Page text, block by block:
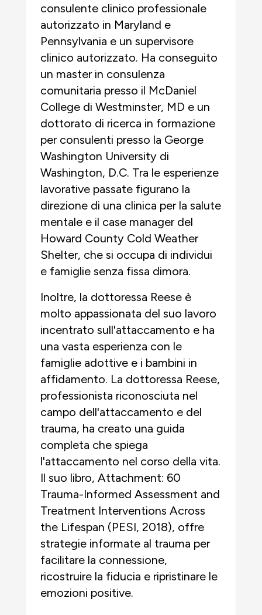
consulente clinico professionale
autorizzato in Maryland e
Pennsylvania e un supervisore
clinico autorizzato. Ha conseguito
un master in consulenza
comunitaria presso il McDaniel
College di Westminster, MD e un
dottorato di ricerca in formazione
per consulenti presso la George
Washington University di
Washington, D.C. Tra le esperienze
lavorative passate figurano la
direzione di una clinica per la salute
mentale e il case manager del
Howard County Cold Weather
Shelter, che si occupa di individui
e famiglie senza fissa dimora.
Inoltre, la dottoressa Reese è
molto appassionata del suo lavoro
incentrato sull'attaccamento e ha
una vasta esperienza con le
famiglie adottive e i bambini in
affidamento. La dottoressa Reese,
professionista riconosciuta nel
campo dell'attaccamento e del
trauma, ha creato una guida
completa che spiega
l'attaccamento nel corso della vita.
Il suo libro, Attachment: 60
Trauma-Informed Assessment and
Treatment Interventions Across
the Lifespan (PESI, 2018), offre
strategie informate al trauma per
facilitare la connessione,
ricostruire la fiducia e ripristinare le
emozioni positive.